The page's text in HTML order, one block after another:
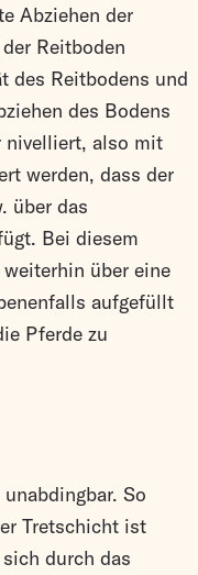
Abziehen der
Reitboden
des Reitbodens und
des Bodens
nivelliert, also mit
werden, dass der
über das
Bei diesem
über eine
aufgefüllt
Pferde zu
So
Tretschicht ist
durch das